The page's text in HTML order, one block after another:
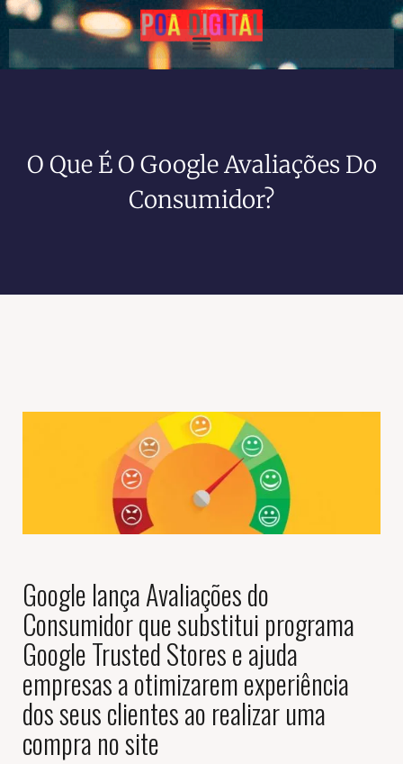
O Que É O Google Avaliações Do
Consumidor?
Google lança Avaliações do
Consumidor que substitui programa
Google Trusted Stores e ajuda
empresas a otimizarem experiência
dos seus clientes ao realizar uma
compra no site